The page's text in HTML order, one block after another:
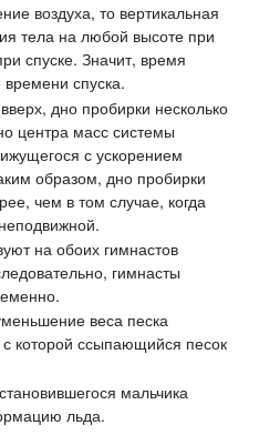
воздуха, то вертикальная
тела на любой высоте при
спуске. Значит, время
спуска.
дно пробирки несколько
центра масс системы
с ускорением
образом, дно пробирки
чем в том случае, когда
на обоих гимнастов
гимнасты
веса песка
которой ссыпающийся песок
мальчика
льда.